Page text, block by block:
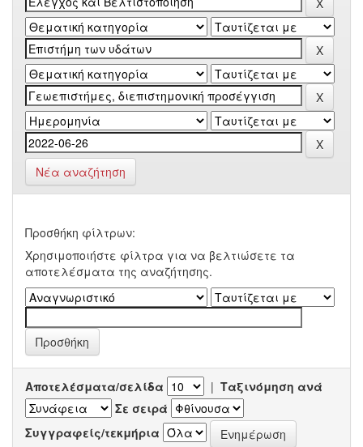
Νέα αναζήτηση
Προσθήκη φίλτρων:
Χρησιμοποιήστε φίλτρα για να βελτιώσετε τα
αποτελέσματα της αναζήτησης.
Αποτελέσματα/σελίδα | Ταξινόμηση ανά
Σε σειρά
Συγγραφείς/τεκμήρια